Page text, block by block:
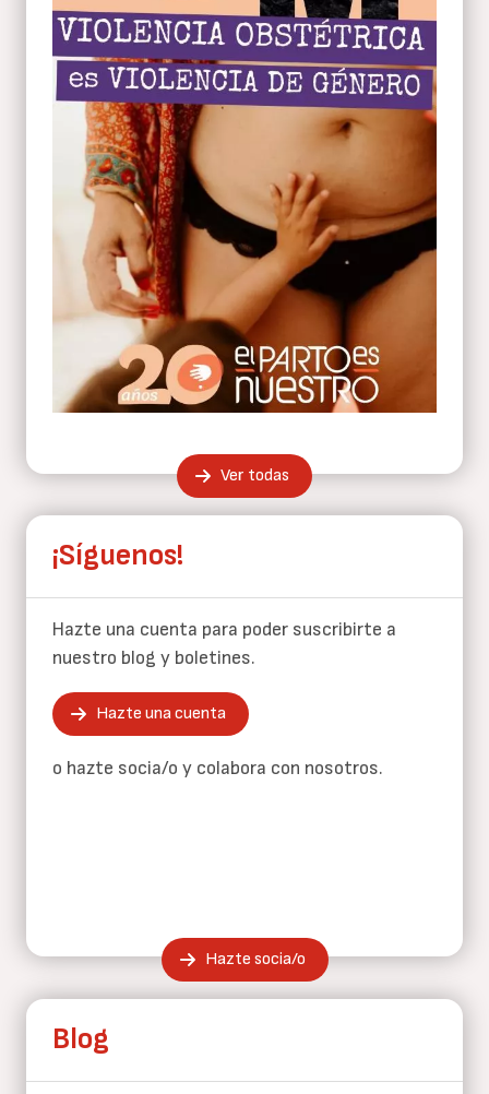
Ver todas
¡Síguenos!
Hazte una cuenta para poder suscribirte a
nuestro blog y boletines.
Hazte una cuenta
o hazte socia/o y colabora con nosotros.
Hazte socia/o
Blog